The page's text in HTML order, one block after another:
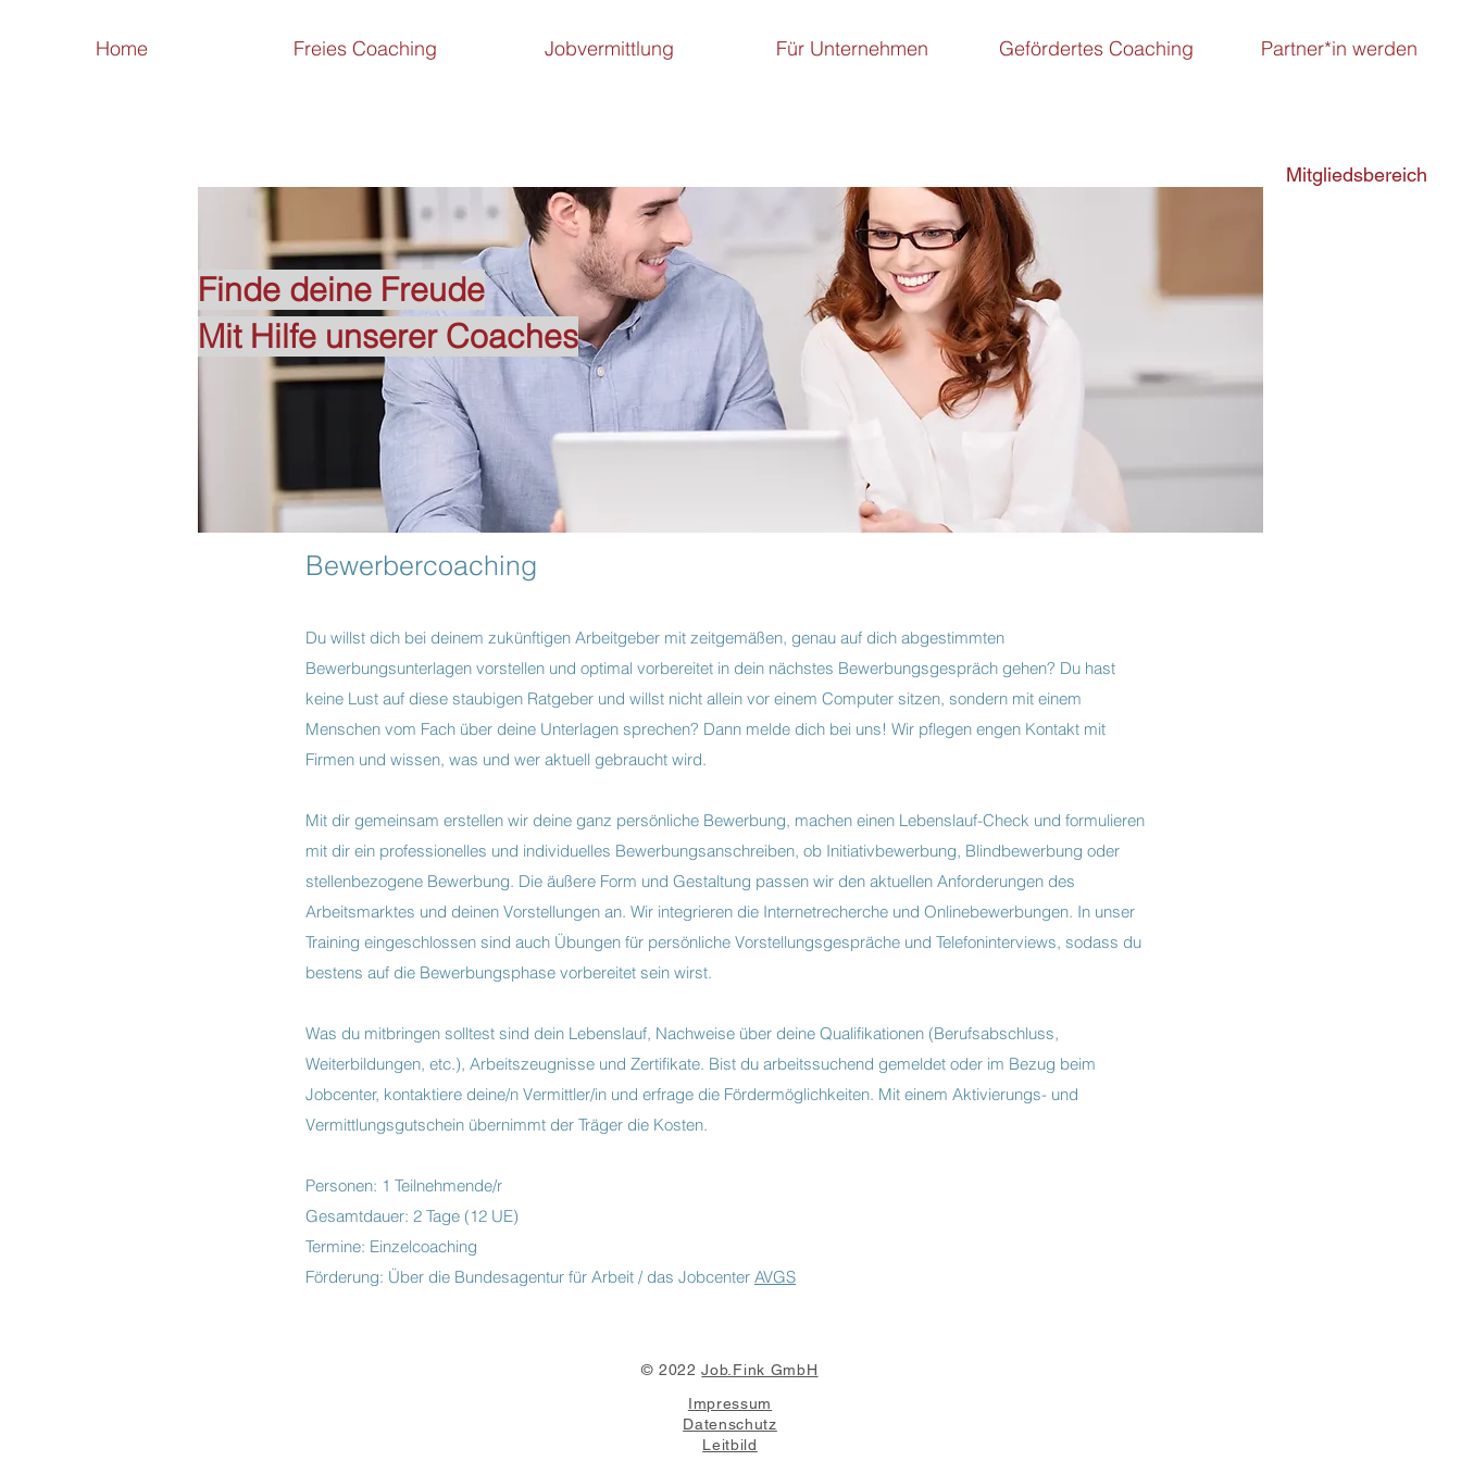
Home Freies Coaching Jobvermittlung Für Unternehmen Gefördertes Coaching Partner*in werden
Finde deine Freude
Mit Hilfe unserer Coaches
Bewerbercoaching
Du willst dich bei deinem zukünftigen Arbeitgeber mit zeitgemäßen, genau auf dich abgestimmten
Bewerbungsunterlagen vorstellen und optimal vorbereitet in dein nächstes Bewerbungsgespräch gehen? Du hast
keine Lust auf diese staubigen Ratgeber und willst nicht allein vor einem Computer sitzen, sondern mit einem
Menschen vom Fach über deine Unterlagen sprechen? Dann melde dich bei uns! Wir pflegen engen Kontakt mit
Firmen und wissen, was und wer aktuell gebraucht wird.
Mit dir gemeinsam erstellen wir deine ganz persönliche Bewerbung, machen einen Lebenslauf-Check und formulieren
mit dir ein professionelles und individuelles Bewerbungsanschreiben, ob Initiativbewerbung, Blindbewerbung oder
stellenbezogene Bewerbung. Die äußere Form und Gestaltung passen wir den aktuellen Anforderungen des
Arbeitsmarktes und deinen Vorstellungen an. Wir integrieren die Internetrecherche und Onlinebewerbungen. In unser
Training eingeschlossen sind auch Übungen für persönliche Vorstellungsgespräche und Telefoninterviews, sodass du
bestens auf die Bewerbungsphase vorbereitet sein wirst.
Was du mitbringen solltest sind dein Lebenslauf, Nachweise über deine Qualifikationen (Berufsabschluss,
Weiterbildungen, etc.), Arbeitszeugnisse und Zertifikate. Bist du arbeitssuchend gemeldet oder im Bezug beim
Jobcenter, kontaktiere deine/n Vermittler/in und erfrage die Fördermöglichkeiten. Mit einem Aktivierungs- und
Vermittlungsgutschein übernimmt der Träger die Kosten.
Personen: 1 Teilnehmende/r
Gesamtdauer: 2 Tage (12 UE)
Termine: Einzelcoaching
Förderung: Über die Bundesagentur für Arbeit / das Jobcenter AVGS
Mitgliedsbereich
© 2022Job.Fink GmbH
Impressum
Datenschutz
Leitbild